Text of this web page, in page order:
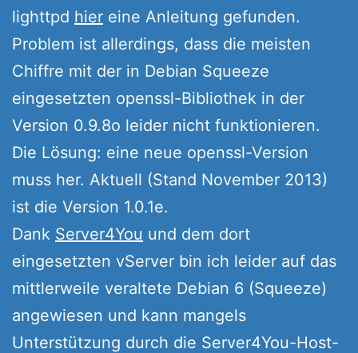
lighttpd hier eine Anleitung gefunden.
Problem ist allerdings, dass die meisten
Chiffre mit der in Debian Squeeze
eingesetzten openssl-Bibliothek in der
Version 0.9.8o leider nicht funktionieren.
Die Lösung: eine neue openssl-Version
muss her. Aktuell (Stand November 2013)
ist die Version 1.0.1e.
Dank Server4You und dem dort
eingesetzten vServer bin ich leider auf das
mittlerweile veraltete Debian 6 (Squeeze)
angewiesen und kann mangels
Unterstützung durch die Server4You-Host-